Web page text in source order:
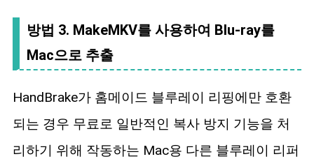
방법 3. MakeMKV를 사용하여 Blu-ray를
Mac으로 추출
HandBrake가 홈메이드 블루레이 리핑에만 호환
되는 경우 무료로 일반적인 복사 방지 기능을 처
리하기 위해 작동하는 Mac용 다른 블루레이 리퍼